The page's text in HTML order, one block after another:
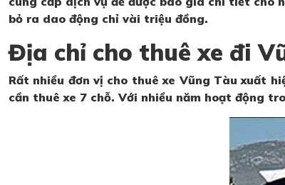
bỏ ra dao động chỉ vài triệu đồng.
Địa chỉ cho thuê xe đi
Rất nhiều đơn vị cho thuê xe Vũng Tàu xuất
cần thuê xe 7 chỗ. Với nhiều năm hoạt động